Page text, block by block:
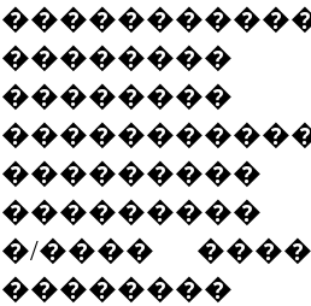
��������
���������
�/����
��������